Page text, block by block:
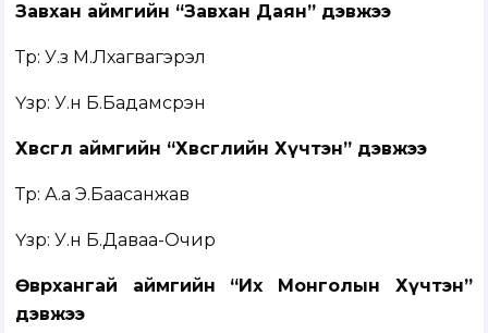
Завхан аймгийн “Завхан Даян” дэвжээ
Түрүү: У.з М.Лхагвагэрэл
Үзүүр: У.н Б.Бадамсүрэн
Хөвсгөл аймгийн “Хөвсгөлийн Хүчтэн” дэвжээ
Түрүү: А.а Э.Баасанжав
Үзүүр: У.н Б.Даваа-Очир
Өвөрхангай аймгийн “Их Монголын Хүчтэн”
дэвжээ